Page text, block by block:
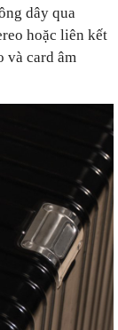
dây qua
hoặc liên kết
và card âm